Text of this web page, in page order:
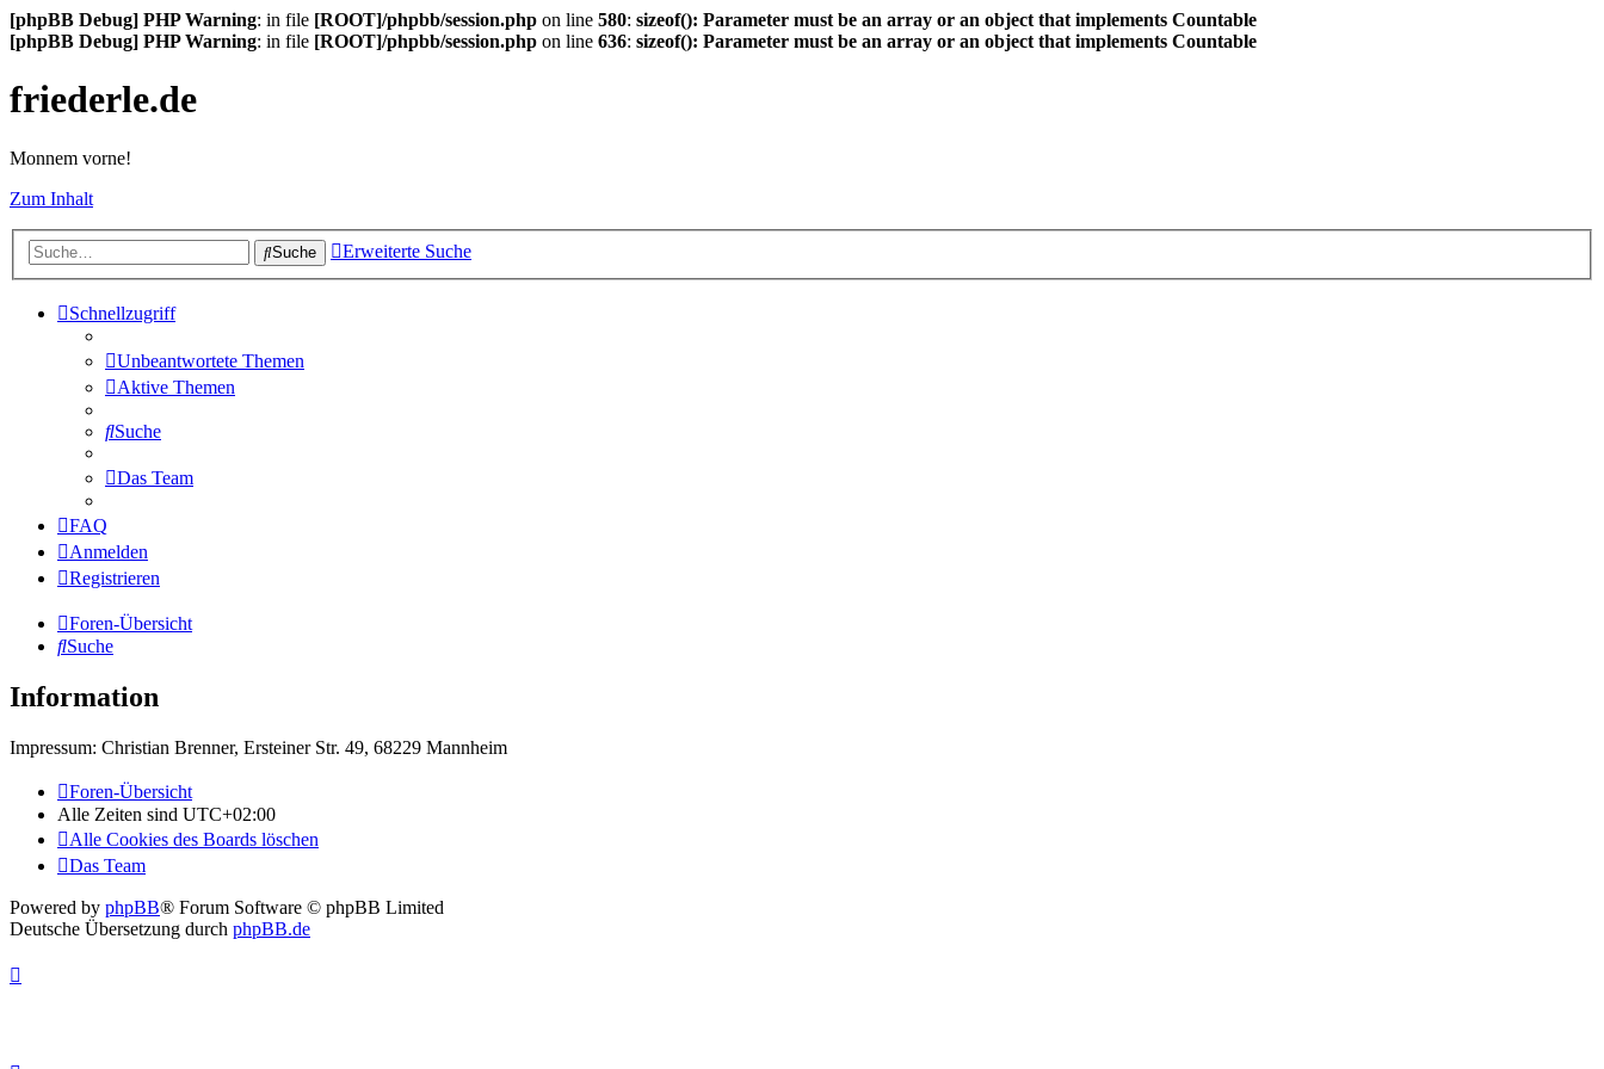
[phpBB Debug] PHP Warning: in file [ROOT]/phpbb/session.php on line 580: sizeof(): Parameter must be an array or an object that implements Countable
[phpBB Debug] PHP Warning: in file [ROOT]/phpbb/session.php on line 636: sizeof(): Parameter must be an array or an object that implements Countable
friederle.de
Monnem vorne!
Zum Inhalt
Suche Erweiterte Suche
Schnellzugriff
Unbeantwortete Themen
Aktive Themen
Suche
Das Team
FAQ
Anmelden
Registrieren
Foren-Übersicht
Suche
Information
Impressum: Christian Brenner, Ersteiner Str. 49, 68229 Mannheim
Foren-Übersicht
Alle Zeiten sind UTC+02:00
Alle Cookies des Boards löschen
Das Team
Powered by phpBB® Forum Software © phpBB Limited
Deutsche Übersetzung durch phpBB.de